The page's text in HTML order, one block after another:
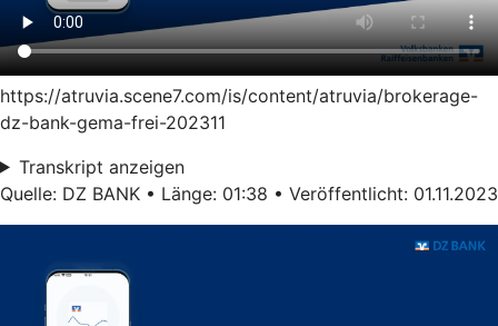
https://atruvia.scene7.com/is/content/atruvia/brokerage-
dz-bank-gema-frei-202311
Transkript anzeigen
Quelle: DZ BANK • Länge: 01:38 • Veröffentlicht: 01.11.2023